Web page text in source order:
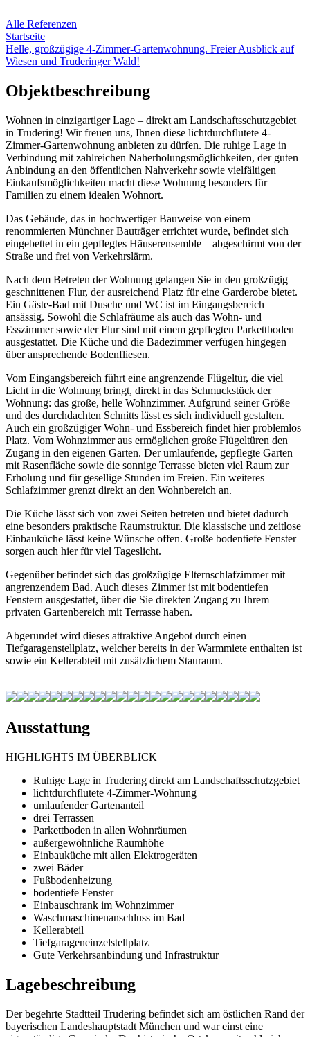
Alle Referenzen
Startseite
Helle, großzügige 4-Zimmer-Gartenwohnung. Freier Ausblick auf
Wiesen und Truderinger Wald!
Objektbeschreibung
Wohnen in einzigartiger Lage – direkt am Landschaftsschutzgebiet
in Trudering! Wir freuen uns, Ihnen diese lichtdurchflutete 4-
Zimmer-Gartenwohnung anbieten zu dürfen. Die ruhige Lage in
Verbindung mit zahlreichen Naherholungsmöglichkeiten, der guten
Anbindung an den öffentlichen Nahverkehr sowie vielfältigen
Einkaufsmöglichkeiten macht diese Wohnung besonders für
Familien zu einem idealen Wohnort.
Das Gebäude, das in hochwertiger Bauweise von einem
renommierten Münchner Bauträger errichtet wurde, befindet sich
eingebettet in ein gepflegtes Häuserensemble – abgeschirmt von der
Straße und frei von Verkehrslärm.
Nach dem Betreten der Wohnung gelangen Sie in den großzügig
geschnittenen Flur, der ausreichend Platz für eine Garderobe bietet.
Ein Gäste-Bad mit Dusche und WC ist im Eingangsbereich
ansässig. Sowohl die Schlafräume als auch das Wohn- und
Esszimmer sowie der Flur sind mit einem gepflegten Parkettboden
ausgestattet. Die Küche und die Badezimmer verfügen hingegen
über ansprechende Bodenfliesen.
Vom Eingangsbereich führt eine angrenzende Flügeltür, die viel
Licht in die Wohnung bringt, direkt in das Schmuckstück der
Wohnung: das große, helle Wohnzimmer. Aufgrund seiner Größe
und des durchdachten Schnitts lässt es sich individuell gestalten.
Auch ein großzügiger Wohn- und Essbereich findet hier problemlos
Platz. Vom Wohnzimmer aus ermöglichen große Flügeltüren den
Zugang in den eigenen Garten. Der umlaufende, gepflegte Garten
mit Rasenfläche sowie die sonnige Terrasse bieten viel Raum zur
Erholung und für gesellige Stunden im Freien. Ein weiteres
Schlafzimmer grenzt direkt an den Wohnbereich an.
Die Küche lässt sich von zwei Seiten betreten und bietet dadurch
eine besonders praktische Raumstruktur. Die klassische und zeitlose
Einbauküche lässt keine Wünsche offen. Große bodentiefe Fenster
sorgen auch hier für viel Tageslicht.
Gegenüber befindet sich das großzügige Elternschlafzimmer mit
angrenzendem Bad. Auch dieses Zimmer ist mit bodentiefen
Fenstern ausgestattet, über die Sie direkten Zugang zu Ihrem
privaten Gartenbereich mit Terrasse haben.
Abgerundet wird dieses attraktive Angebot durch einen
Tiefgaragenstellplatz, welcher bereits in der Warmmiete enthalten ist
sowie ein Kellerabteil mit zusätzlichem Stauraum.
Ausstattung
HIGHLIGHTS IM ÜBERBLICK
Ruhige Lage in Trudering direkt am Landschaftsschutzgebiet
lichtdurchflutete 4-Zimmer-Wohnung
umlaufender Gartenanteil
drei Terrassen
Parkettboden in allen Wohnräumen
außergewöhnliche Raumhöhe
Einbauküche mit allen Elektrogeräten
zwei Bäder
Fußbodenheizung
bodentiefe Fenster
Einbauschrank im Wohnzimmer
Waschmaschinenanschluss im Bad
Kellerabteil
Tiefgarageneinzelstellplatz
Gute Verkehrsanbindung und Infrastruktur
Lagebeschreibung
Der begehrte Stadtteil Trudering befindet sich am östlichen Rand der
bayerischen Landeshauptstadt München und war einst eine